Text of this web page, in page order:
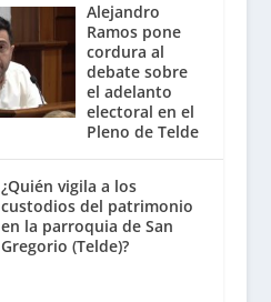
Alejandro
Ramos pone
cordura al
debate sobre
el adelanto
electoral en el
Pleno de Telde
¿Quién vigila a los
custodios del patrimonio
en la parroquia de San
Gregorio (Telde)?